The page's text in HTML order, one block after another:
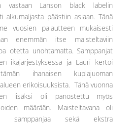
vastaan Lanson black labelin
alkumaljasta päästiin asiaan. Tänä
vuosien palautteen mukaisesti
enemmän itse maisteltaviin
otetta unohtamatta. Samppanjat
ikäjärjestyksessä ja Lauri kertoi
ihanaisen kuplajuoman
erikoisuuksista. Tänä vuonna
lisäksi oli panostettu myös
määrään. Maisteltavana oli
sekä ekstra